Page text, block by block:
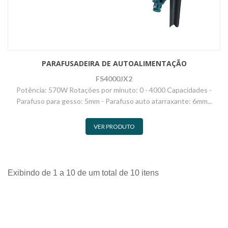
PARAFUSADEIRA DE AUTOALIMENTAÇÃO
FS4000JX2
Potência: 570W Rotações por minuto: 0 - 4000 Capacidades -
Parafuso para gesso: 5mm - Parafuso auto atarraxante: 6mm...
VER PRODUTO
Exibindo de 1 a 10 de um total de 10 itens